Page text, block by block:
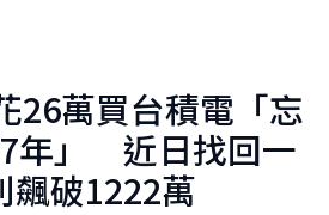
26萬買台積電「忘
年」 近日找回一
飆破1222萬